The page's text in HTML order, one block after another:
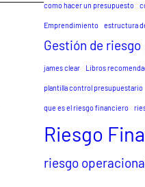
como hacer un presupuesto
Emprendimiento estructura
Gestión de riesgo
james clear Libros
plantilla control presupuestario
que es el riesgo financiero
Riesgo
riesgo